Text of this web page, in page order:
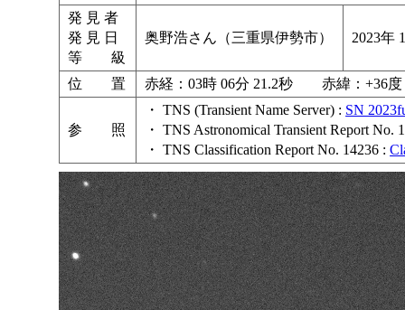
発 見 者
発 見 日
等 級
奥野浩さん（三重県伊勢市） 2023年
位 置 赤経：03時 06分 21.2秒 赤緯：+36
参 照
・ TNS (Transient Name Server) : SN
・ TNS Astronomical Transient Report No.
・ TNS Classification Report No. 14236 :